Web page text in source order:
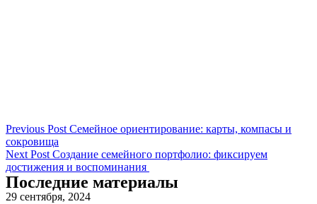
Previous Post Семейное ориентирование: карты, компасы и
сокровища
Next Post Создание семейного портфолио: фиксируем
достижения и воспоминания
Последние материалы
29 сентября, 2024